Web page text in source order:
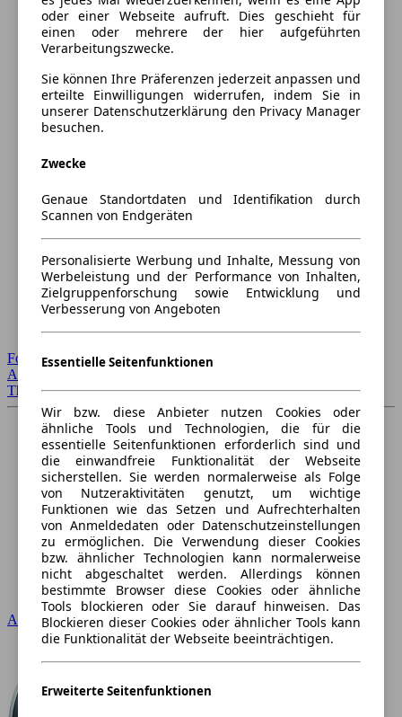
Forum Startseite
Alle Auto-Foren
Themen-Forum
Audi
oder einer Webseite aufruft. Dies geschieht für
einen oder mehrere der hier aufgeführten
Verarbeitungszwecke.
Sie können Ihre Präferenzen jederzeit anpassen und
erteilte Einwilligungen widerrufen, indem Sie in
unserer Datenschutzerklärung den Privacy Manager
besuchen.
Zwecke
Genaue Standortdaten und Identifikation durch
Scannen von Endgeräten
Personalisierte Werbung und Inhalte, Messung von
Werbeleistung und der Performance von Inhalten,
Zielgruppenforschung sowie Entwicklung und
Verbesserung von Angeboten
Essentielle Seitenfunktionen
Wir bzw. diese Anbieter nutzen Cookies oder
ähnliche Tools und Technologien, die für die
essentielle Seitenfunktionen erforderlich sind und
die einwandfreie Funktionalität der Webseite
sicherstellen. Sie werden normalerweise als Folge
von Nutzeraktivitäten genutzt, um wichtige
Funktionen wie das Setzen und Aufrechterhalten
von Anmeldedaten oder Datenschutzeinstellungen
zu ermöglichen. Die Verwendung dieser Cookies
bzw. ähnlicher Technologien kann normalerweise
nicht abgeschaltet werden. Allerdings können
bestimmte Browser diese Cookies oder ähnliche
Tools blockieren oder Sie darauf hinweisen. Das
Blockieren dieser Cookies oder ähnlicher Tools kann
die Funktionalität der Webseite beeinträchtigen.
Erweiterte Seitenfunktionen